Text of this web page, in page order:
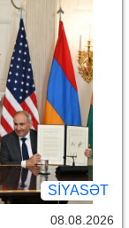
SİYASƏT
08.08.2026